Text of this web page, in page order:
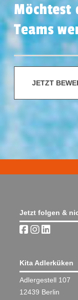
Möchtest
Teams
JETZT
Jetzt folgen &
Kita Adlerküken
Adlergestell 107
12439 Berlin